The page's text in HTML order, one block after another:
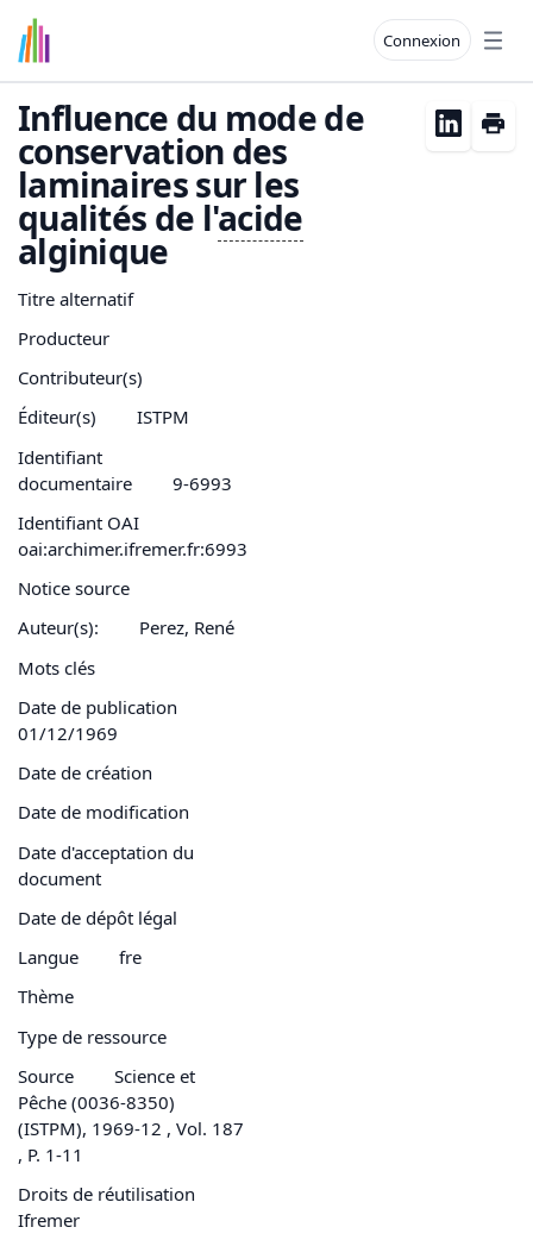
Connexion
Influence du mode de
conservation des
laminaires sur les
qualités de l'acide
alginique
Titre alternatif
Producteur
Contributeur(s)
Éditeur(s)
ISTPM
Identifiant
documentaire
9-6993
Identifiant OAI
oai:archimer.ifremer.fr:6993
Notice source
Auteur(s):
Perez, René
Mots clés
Date de publication
01/12/1969
Date de création
Date de modification
Date d'acceptation du
document
Date de dépôt légal
Langue
fre
Thème
Type de ressource
Source
Science et
Pêche (0036-8350)
(ISTPM), 1969-12 , Vol. 187
, P. 1-11
Droits de réutilisation
Ifremer